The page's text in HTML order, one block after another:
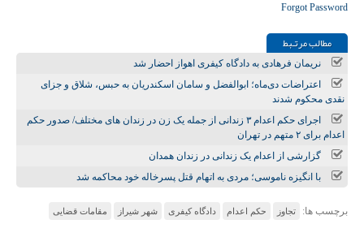
Forgot Password
مطالب مرتـبط
نریمان فرهادی به دادگاه کیفری اهواز احضار شد
اعتراضات دی‌ماه؛ ابوالفضل و سامان اسکندریان به حبس، شلاق و جزای
نقدی محکوم شدند
اجرای حکم اعدام ۳ زندانی از جمله یک زن در زندان‌ های مختلف/ صدور حکم
اعدام برای ۲ متهم در تهران
گزارشی از اعدام یک زندانی در زندان همدان
با انگیزه ناموسی؛ مردی به اتهام قتل پسرخاله خود محاکمه شد
برچسب ها: تجاوز حکم اعدام دادگاه کیفری شهر شیراز مقامات قضایی